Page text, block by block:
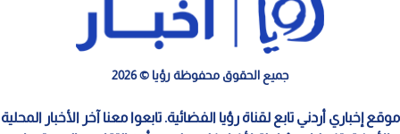
جميع الحقوق محفوظة رؤيا © 2026
موقع إخباري أردني تابع لقناة رؤيا الفضائية. تابعوا معنا آخر الأخبار المحلية